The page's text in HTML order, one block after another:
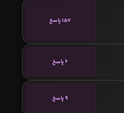
157 پاسخ
6 پاسخ
9 پاسخ